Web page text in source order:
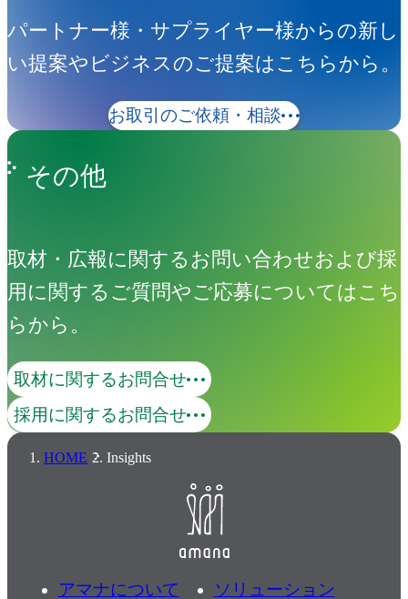
パートナー様・サプライヤー様からの新し
い提案やビジネスのご提案はこちらから。
お取引のご依頼・相談
その他
取材・広報に関するお問い合わせおよび採
用に関するご質問やご応募についてはこち
らから。
取材に関するお問合せ
採用に関するお問合せ
HOME Insights
アマナについて
ソリューション